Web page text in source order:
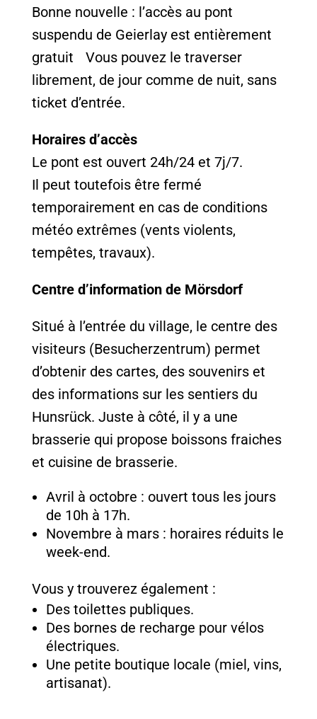
Bonne nouvelle : l’accès au pont
suspendu de Geierlay est entièrement
gratuit Vous pouvez le traverser
librement, de jour comme de nuit, sans
ticket d’entrée.
Horaires d’accès
Le pont est ouvert 24h/24 et 7j/7.
Il peut toutefois être fermé
temporairement en cas de conditions
météo extrêmes (vents violents,
tempêtes, travaux).
Centre d’information de Mörsdorf
Situé à l’entrée du village, le centre des
visiteurs (Besucherzentrum) permet
d’obtenir des cartes, des souvenirs et
des informations sur les sentiers du
Hunsrück. Juste à côté, il y a une
brasserie qui propose boissons fraiches
et cuisine de brasserie.
Avril à octobre : ouvert tous les jours
de 10h à 17h.
Novembre à mars : horaires réduits le
week-end.
Vous y trouverez également :
Des toilettes publiques.
Des bornes de recharge pour vélos
électriques.
Une petite boutique locale (miel, vins,
artisanat).